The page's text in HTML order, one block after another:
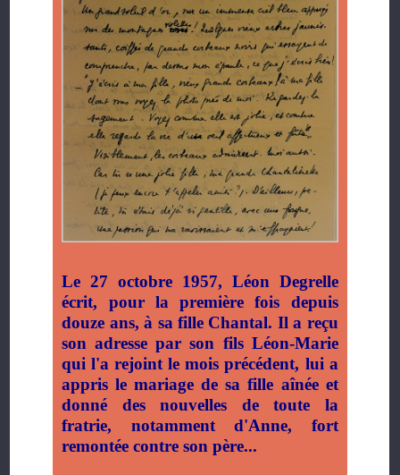
Le 27 octobre 1957, Léon Degrelle
écrit, pour la première fois depuis
douze ans, à sa fille Chantal. Il a reçu
son adresse par son fils Léon-Marie
qui l'a rejoint le mois précédent, lui a
appris le mariage de sa fille aînée et
donné des nouvelles de toute la
fratrie, notamment d'Anne, fort
remontée contre son père...